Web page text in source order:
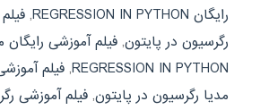
رایگان REGRESSION IN PYTHON
,
رگرسیون در پایتون, فیلم آموزشی رایگان
REGRESSION IN PYTHON
, فیلم
مدیا رگرسیون در پایتون, فیلم آموزشی